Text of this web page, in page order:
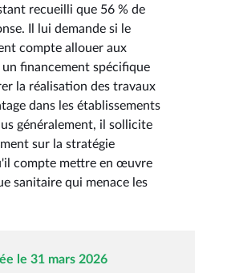
recueilli que 56 % de
Il lui demande si le
compte allouer aux
financement spécifique
la réalisation des travaux
dans les établissements
généralement, il sollicite
sur la stratégie
compte mettre en œuvre
sanitaire qui menace les
le 31 mars 2026